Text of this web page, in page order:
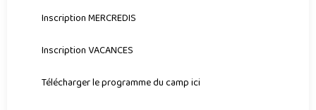
Inscription MERCREDIS
Inscription VACANCES
Télécharger le programme du camp ici